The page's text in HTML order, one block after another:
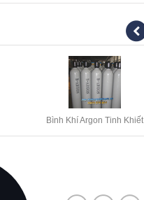
Bình Khí Argon Tinh Khiết